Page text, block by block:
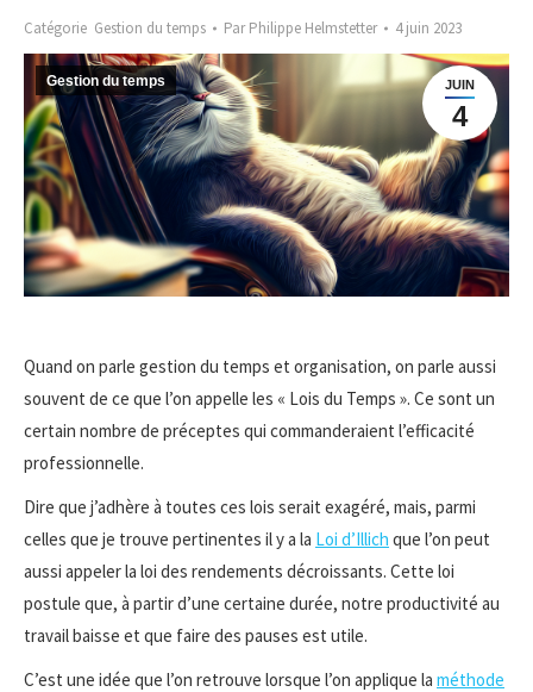
Catégorie Gestion du temps ParPhilippe Helmstetter 4 juin 2023
JUIN
4
Gestion du temps
Quand on parle gestion du temps et organisation, on parle aussi
souvent de ce que l’on appelle les « Lois du Temps ». Ce sont un
certain nombre de préceptes qui commanderaient l’efficacité
professionnelle.
Dire que j’adhère à toutes ces lois serait exagéré, mais, parmi
celles que je trouve pertinentes il y a la Loi d’Illich que l’on peut
aussi appeler la loi des rendements décroissants. Cette loi
postule que, à partir d’une certaine durée, notre productivité au
travail baisse et que faire des pauses est utile.
C’est une idée que l’on retrouve lorsque l’on applique la méthode